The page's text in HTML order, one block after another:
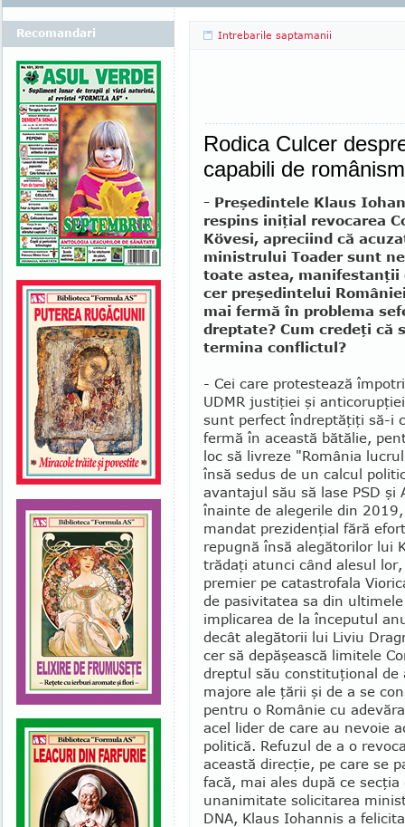
Intrebarile saptamanii
Rodica Culcer
capabili de
- Preşedintele Klaus
respins iniţial revocarea
Kövesi, apreciind că
ministrului Toader sunt
toate astea, manifestanţii
cer preşedintelui
mai fermă în problema
dreptate? Cum credeţi că
termina conflictul?
- Cei care protestează
UDMR justiţiei şi
sunt perfect îndrep­tă­ţiţi să-i
fermă în această bătălie,
loc să livreze "România
însă sedus de un calcul
avantajul său să lase PSD şi
înainte de alegerile din
mandat prezidenţial fără
repugnă însă alegătorilor lui
trădaţi atunci când alesul
premier pe catastrofala
de pasivitatea sa din
implicarea de la începutul
decât alegătorii lui Liviu
cer să depăşească limitele
dreptul său constituţional de
majore ale ţării şi de a se
pentru o Românie cu
acel lider de care au nevoie
politică. Refuzul de a o
această direcţie, pe care se
facă, mai ales după ce
unanimitate solicitarea
DNA, Klaus Iohannis a
Recomandari